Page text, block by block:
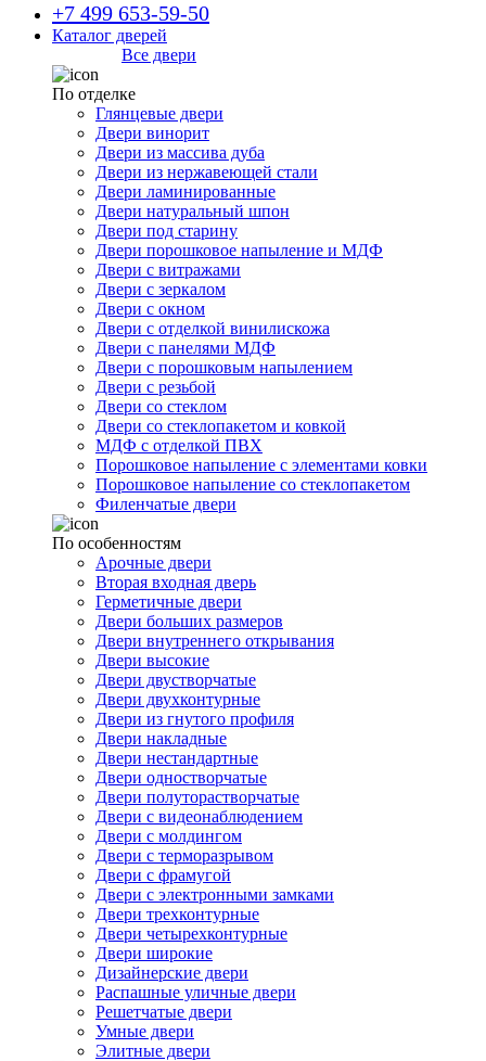
+7 499 653-59-50
Каталог дверей
Все двери
По отделке
Глянцевые двери
Двери винорит
Двери из массива дуба
Двери из нержавеющей стали
Двери ламинированные
Двери натуральный шпон
Двери под старину
Двери порошковое напыление и МДФ
Двери с витражами
Двери с зеркалом
Двери с окном
Двери с отделкой винилискожа
Двери с панелями МДФ
Двери с порошковым напылением
Двери с резьбой
Двери со стеклом
Двери со стеклопакетом и ковкой
МДФ с отделкой ПВХ
Порошковое напыление с элементами ковки
Порошковое напыление со стеклопакетом
Филенчатые двери
По особенностям
Арочные двери
Вторая входная дверь
Герметичные двери
Двери больших размеров
Двери внутреннего открывания
Двери высокие
Двери двустворчатые
Двери двухконтурные
Двери из гнутого профиля
Двери накладные
Двери нестандартные
Двери одностворчатые
Двери полуторастворчатые
Двери с видеонаблюдением
Двери с молдингом
Двери с терморазрывом
Двери с фрамугой
Двери с электронными замками
Двери трехконтурные
Двери четырехконтурные
Двери широкие
Дизайнерские двери
Распашные уличные двери
Решетчатые двери
Умные двери
Элитные двери